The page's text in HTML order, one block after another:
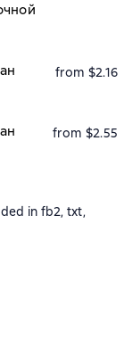
from $2.16
from $2.55
in fb2, txt,